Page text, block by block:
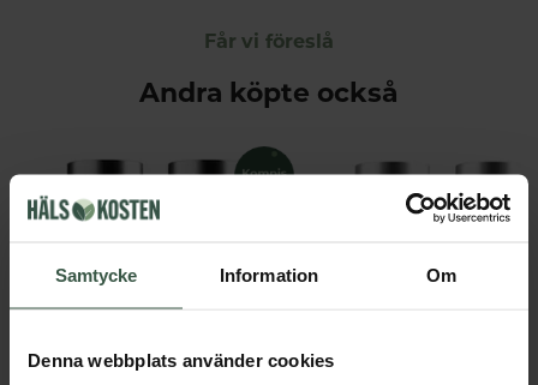
Samtycke Information Om
Denna webbplats använder cookies
Får vi föreslå
Andra köpte också